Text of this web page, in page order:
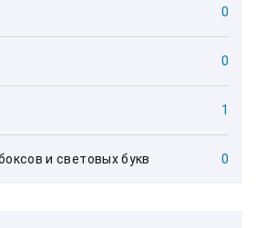
0
0
1
и световых букв 0